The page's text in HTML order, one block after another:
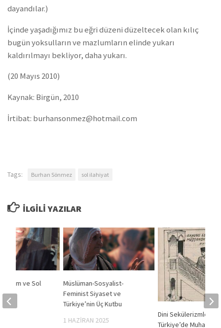
dayandılar.)
İçinde yaşadığımız bu eğri düzeni düzeltecek olan kılıç
bugün yoksulların ve mazlumların elinde yukarı
kaldırılmayı bekliyor, daha yukarı.
(20 Mayıs 2010)
Kaynak: Birgün, 2010
İrtibat: burhansonmez@hotmail.com
Tags: Burhan Sönmez sol ilahiyat
İLGILI YAZILAR
Müslüman-Sosyalist-
Feminist Siyaset ve
Türkiye’nin Üç Kutbu
1 HAZIRAN 2025
Dini Sekülerizmler:
Türkiye’de Muhalif
İslam ve Sol